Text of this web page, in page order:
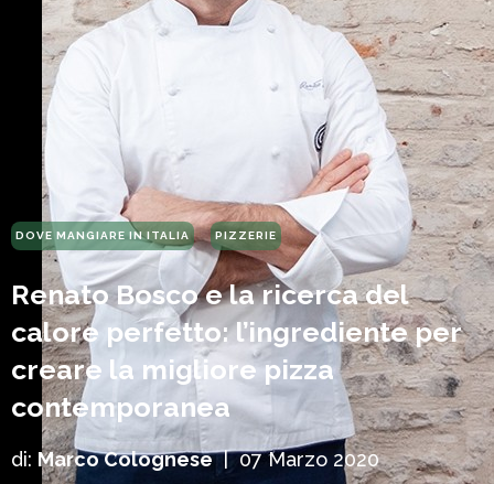
DOVE MANGIARE IN ITALIA PIZZERIE
Renato Bosco e la ricerca del
calore perfetto: l’ingrediente per
creare la migliore pizza
contemporanea
di: Marco Colognese | 07 Marzo 2020